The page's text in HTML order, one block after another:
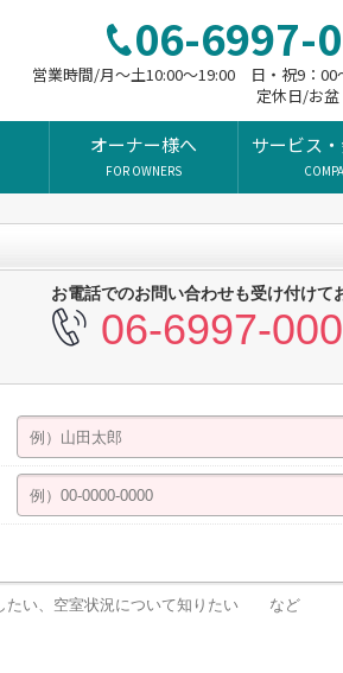
06-6997-
営業時間/月～土10:00～19:00 日・祝9：
定休日/お
オーナー様へ
FOR OWNERS
サービス
お電話でのお問い合わせも受け付けて
06-6997-